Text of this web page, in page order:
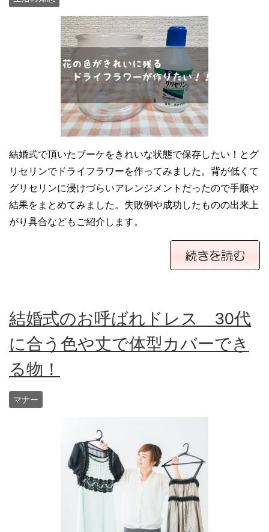
結婚式で頂いたブーケをきれいな状態で保存したい！とグ
リセリンでドライフラワーを作ってみました。背が低くて
グリセリンに浸けづらいアレンジメントだったので手順や
結果をまとめてみました。失敗例や成功したものの出来上
がり具合などもご紹介します。
結婚式のお呼ばれドレス 30代
に合う色や丈で体型カバーでき
る物！
マナー